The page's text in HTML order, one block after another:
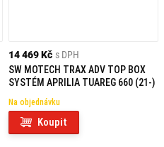
14 469 Kč s DPH
SW MOTECH TRAX ADV TOP BOX
SYSTÉM APRILIA TUAREG 660 (21-)
Na objednávku
Koupit